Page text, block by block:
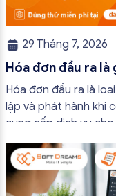
29 Tháng 7, 2026
Hóa đơn đầu ra là
bắt buộc mới nhất
Hóa đơn đầu ra là
lập và phát hành khi
cung cấp dịch vụ
quy trình vận hành
chính không đáng